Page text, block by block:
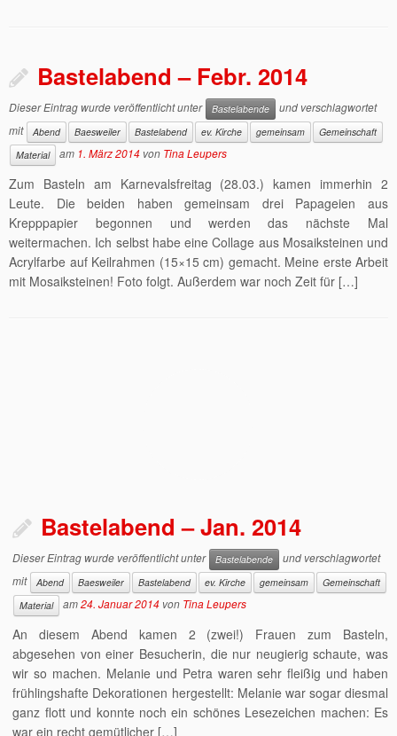
Bastelabend – Febr. 2014
Dieser Eintrag wurde veröffentlicht unter Bastelabende
und verschlagwortet
mit
Abend Baesweiler Bastelabend ev. Kirche gemeinsam
Gemeinschaft
Material
am 1. März 2014 von Tina Leupers
Zum Basteln am Karnevalsfreitag (28.03.) kamen immerhin 2
Leute. Die beiden haben gemeinsam drei Papageien aus
Krepppapier begonnen und werden das nächste Mal
weitermachen. Ich selbst habe eine Collage aus Mosaiksteinen und
Acrylfarbe auf Keilrahmen (15×15 cm) gemacht. Meine erste Arbeit
mit Mosaiksteinen! Foto folgt. Außerdem war noch Zeit für […]
Bastelabend – Jan. 2014
Dieser Eintrag wurde veröffentlicht unter Bastelabende
und verschlagwortet
mit
Abend Baesweiler Bastelabend ev. Kirche gemeinsam
Gemeinschaft
Material
am24. Januar 2014 von Tina Leupers
An diesem Abend kamen 2 (zwei!) Frauen zum Basteln,
abgesehen von einer Besucherin, die nur neugierig schaute, was
wir so machen. Melanie und Petra waren sehr fleißig und haben
frühlingshafte Dekorationen hergestellt: Melanie war sogar diesmal
ganz flott und konnte noch ein schönes Lesezeichen machen: Es
war ein recht gemütlicher […]